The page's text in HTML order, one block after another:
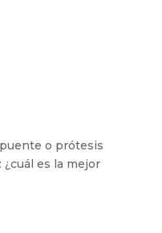
o prótesis
¿cuál es la mejor